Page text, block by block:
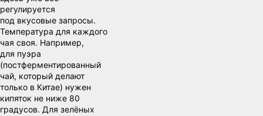
регулируется
под вкусовые запросы.
Температура для каждого
чая своя. Например,
для пуэра
(постферментированный
чай, который делают
только в Китае) нужен
кипяток не ниже 80
градусов. Для зелёных